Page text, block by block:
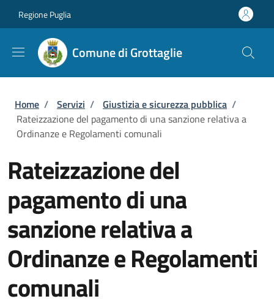
Regione Puglia
Comune di Grottaglie
Briciole di pane
Home / Servizi / Giustizia e sicurezza pubblica /
Rateizzazione del pagamento di una sanzione relativa a
Ordinanze e Regolamenti comunali
Rateizzazione del
pagamento di una
sanzione relativa a
Ordinanze e Regolamenti
comunali